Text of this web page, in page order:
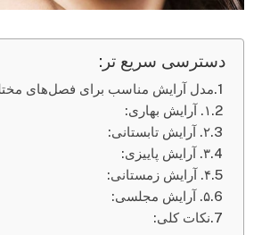
دسترسی سریع تر:
مدل آرایش مناسب برای فصل‌های
۱. آرایش بهاری:
۲. آرایش تابستانی:
۳. آرایش پاییزی:
۴. آرایش زمستانی:
۵. آرایش مجلسی:
نکات کلی: